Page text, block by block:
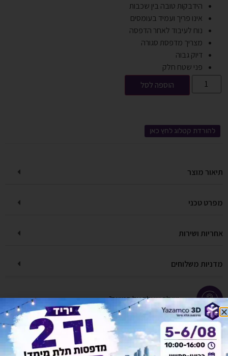
הידבקות טובה בין שכבות
אינו פריך ועמיד בעומסים
נוח לעיבוד לאחר הדפסה
מצריך מדפסת סגורה
דיוק גבוה
פני שטח חלק
הוספה לסל
להורדת קטלוג לחץ כאן
תיאור מוצר
מפרט טכני
אחריות ושירות
מדניות משלוחים
יש לך שאלה על המוצר?
לחץ כאן ונציגנו יחזרו אליך בהקדם!